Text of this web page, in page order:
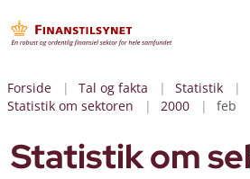
Forside Tal og fakta
Statistik
Statistik om sektoren
2000 feb
Statistik om